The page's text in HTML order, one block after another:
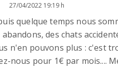
27/04/2022 19:19 h
quelque temps nous
abandons, des chats
n'en pouvons plus : c'est
nous pour 1€ par mois....